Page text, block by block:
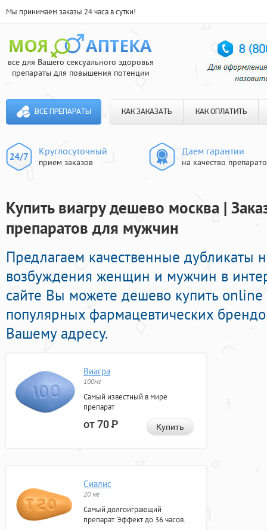
Мы принимаем заказы 24 часа в сутки!
все для Вашего сексуального здоровья
препараты для повышения потенции
ВСЕ ПРЕПАРАТЫ КАК ЗАКАЗАТЬ КАК ОПЛАТИТЬ
Круглосуточный
прием заказов
Даем гарантии
на качество
Купить виагру дешево москва |
препаратов для мужчин
Предлагаем качественные дубликаты
возбуждения женщин и мужчин в
сайте Вы можете дешево купить
популярных фармацевтических
Вашему адресу.
Виагра
100мг
Самый известный в мире
препарат
от 70Р Купить
Сиалис
20 мг
Самый долгоиграющий
препарат. Эффект до 36 часов.